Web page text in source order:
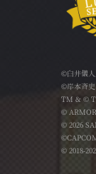
©臼井儀人
©岸本斉史
TM & ©
©
© 2026
© 2018-